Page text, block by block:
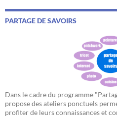
PARTAGE DE SAVOIRS
Dans le cadre du programme
propose des ateliers ponctuels
profiter de leurs connaissances et